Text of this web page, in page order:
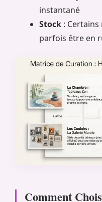
instantané
Stock :
parfois être en
Comment